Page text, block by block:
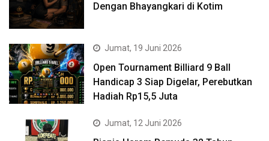
Dengan Bhayangkari di Kotim
Jumat, 19 Juni 2026
Open Tournament Billiard 9 Ball
Handicap 3 Siap Digelar, Perebutkan
Hadiah Rp15,5 Juta
Jumat, 12 Juni 2026